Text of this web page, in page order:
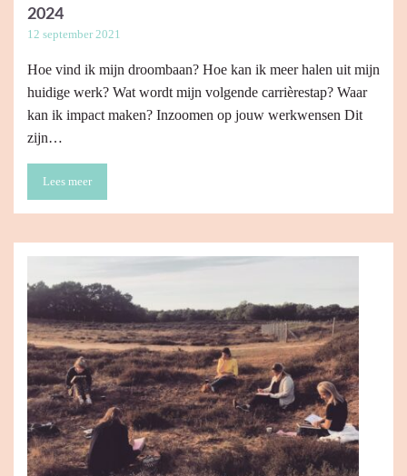
2024
12 september 2021
Hoe vind ik mijn droombaan? Hoe kan ik meer halen uit mijn
huidige werk? Wat wordt mijn volgende carrièrestap? Waar
kan ik impact maken? Inzoomen op jouw werkwensen Dit
zijn…
Lees meer